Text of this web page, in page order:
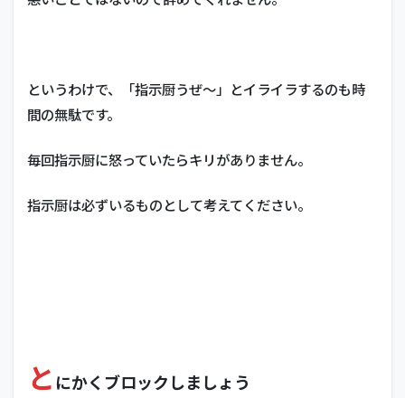
というわけで、「指示厨うぜ～」とイライラするのも時
間の無駄です。
毎回指示厨に怒っていたらキリがありません。
指示厨は必ずいるものとして考えてください。
とにかくブロックしましょう